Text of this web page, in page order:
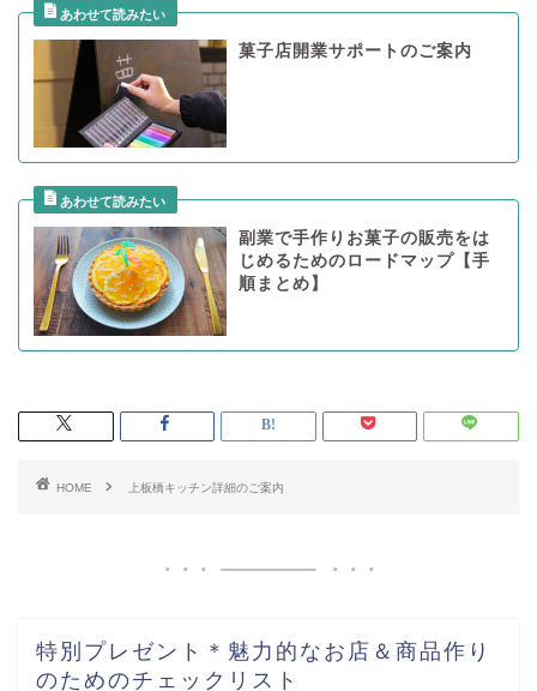
菓子店開業サポートのご案内
副業で手作りお菓子の販売をは
じめるためのロードマップ【手
順まとめ】
HOME 上板橋キッチン詳細のご案内
特別プレゼント＊魅力的なお店＆商品作り
のためのチェックリスト